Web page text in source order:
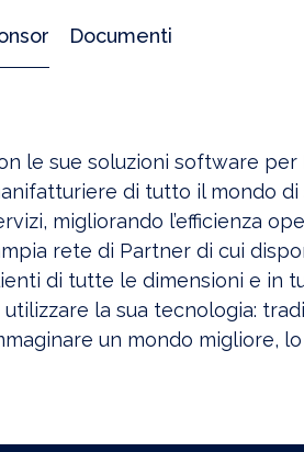
Documenti
le sue soluzioni software per
di tutto il mondo
migliorando l’efficienza
rete di Partner di cui
di tutte le dimensioni e in
utilizzare la sua tecnologia:
un mondo migliore,